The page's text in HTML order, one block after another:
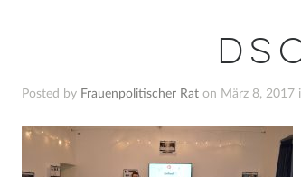
Posted by Frauenpolitischer Rat on März 8, 2017